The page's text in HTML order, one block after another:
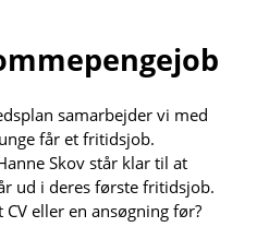
samarbejder vi med
får et fritidsjob.
Skov står klar til at
ud i deres første fritidsjob.
eller en ansøgning før?